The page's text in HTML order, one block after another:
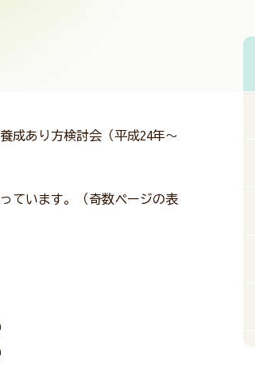
成あり方検討会（平成24年～
ています。（奇数ページの表